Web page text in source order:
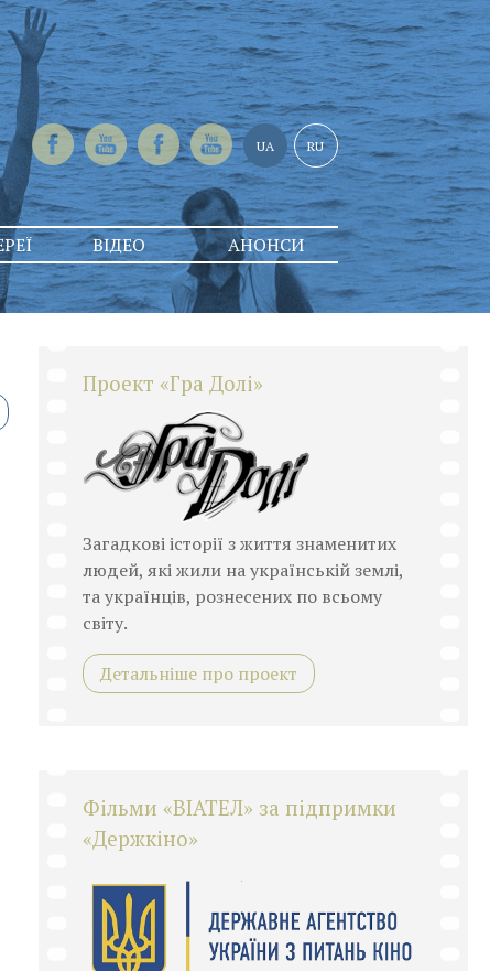
UA RU
ВІДЕО АНОНСИ
Проект «Гра Долі»
Загадкові історії з життя знаменитих
людей, які жили на українській землі,
та українців, рознесених по всьому
світу.
Детальніше про проект
Фільми «ВІАТЕЛ» за підпримки
«Держкіно»